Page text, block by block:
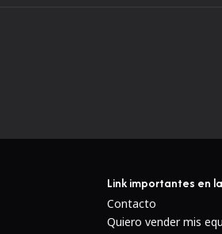
Link importantes en
Contacto
Quiero vender mis